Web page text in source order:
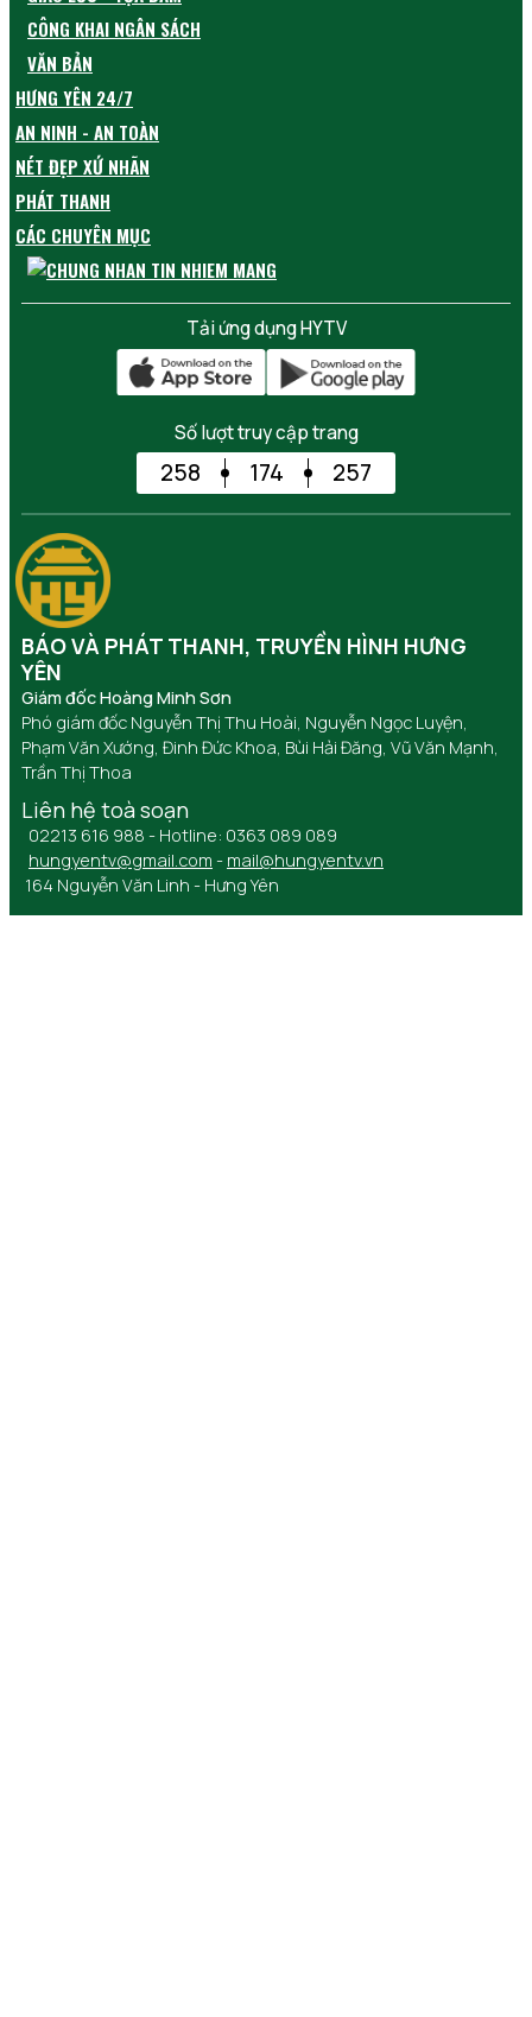
CÔNG KHAI NGÂN SÁCH
VĂN BẢN
HƯNG YÊN 24/7
AN NINH - AN TOÀN
NÉT ĐẸP XỨ NHÃN
PHÁT THANH
CÁC CHUYÊN MỤC
Tải ứng dụng HYTV
Số lượt truy cập trang
258 174 257
BÁO VÀ PHÁT THANH, TRUYỀN HÌNH HƯNG
YÊN
Giám đốc Hoàng Minh Sơn
Phó giám đốc Nguyễn Thị Thu Hoài, Nguyễn Ngọc Luyện,
Phạm Văn Xướng, Đinh Đức Khoa, Bùi Hải Đăng, Vũ Văn Mạnh,
Trần Thị Thoa
Liên hệ toà soạn
02213 616 988 - Hotline: 0363 089 089
hungyentv@gmail.com - mail@hungyentv.vn
164 Nguyễn Văn Linh - Hưng Yên